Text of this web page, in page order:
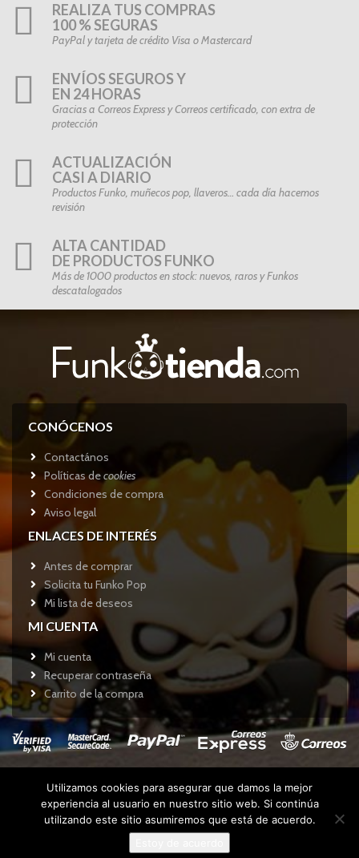
REALIZA TUS COMPRAS
100 % SEGURAS
PayPal y tarjeta de crédito Visa o Mastercard
ENVÍOS SEGUROS Y
EN 24 HORAS
Gracias a Correos Express y Correos certificado, con extra de
protección
ACTUALIZACIÓN
CASI A DIARIO
Productos Funko, muñecos pop, llaveros… cada día hacemos
revisión
ALTA CANTIDAD
DE PRODUCTOS FUNKO
Más de 1000 productos en stock: nuevos, raros y Funkos
descatalogados
CONÓCENOS
Contactános
Políticas decookies
Condiciones de compra
Aviso legal
ENLACES DE INTERÉS
Antes de comprar
Solicita tu Funko Pop
Mi lista de deseos
MI CUENTA
Mi cuenta
Recuperar contraseña
Carrito de la compra
Copyright © 2017Funkotienda.com - Todos los derechos
reservados.
Utilizamos cookies para asegurar que damos la mejor
experiencia al usuario en nuestro sitio web. Si continúa
utilizando este sitio asumiremos que está de acuerdo.